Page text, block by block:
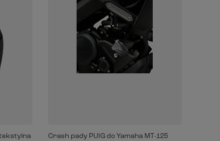
Crash pady PUIG do Yamaha MT-125